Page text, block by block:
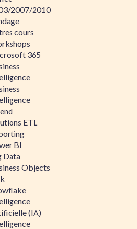
2007/2010
cours
365
ETL
BI
Data
Objects
(IA)